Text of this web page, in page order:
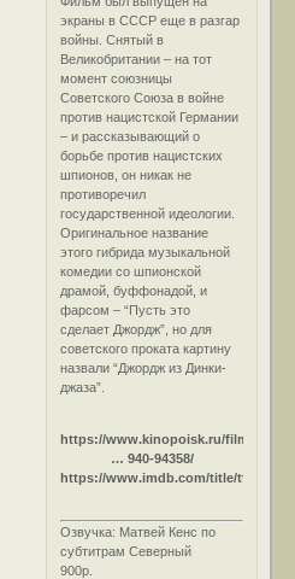
экраны в СССР еще в разгар
войны. Снятый в
Великобритании – на тот
момент союзницы
Советского Союза в войне
против нацистской Германии
– и рассказывающий о
борьбе против нацистских
шпионов, он никак не
противоречил
государственной идеологии.
Оригинальное название
этого гибрида музыкальной
комедии со шпионской
драмой, буффонадой, и
фарсом – “Пусть это
сделает Джордж”, но для
советского проката картину
назвали “Джордж из Динки-
джаза”.
https://www.kinopoisk.ru/film/
… 940-94358/
https://www.imdb.com/title/
Озвучка: Матвей Кенс по
субтитрам Северный
900р.